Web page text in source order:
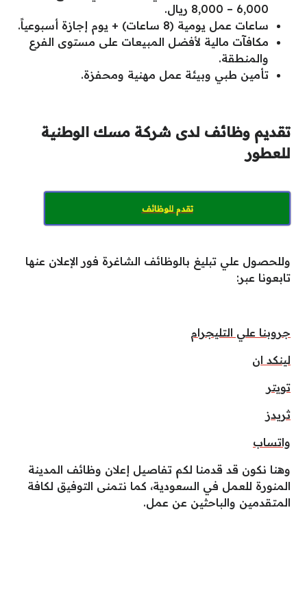
6,000 – 8,000 ريال.
ساعات عمل يومية (8 ساعات) + يوم إجازة أسبوعياً.
مكافآت مالية لأفضل المبيعات على مستوى الفرع
والمنطقة.
تأمين طبي وبيئة عمل مهنية ومحفزة.
تقديم وظائف لدى شركة مسك الوطنية
للعطور
تقدم للوظائف
وللحصول علي تبليغ بالوظائف الشاغرة فور الإعلان عنها
تابعونا عبر:
جروبنا علي التليجرام
لينكد ان
تويتر
ثريدز
واتساب
وهنا نكون قد قدمنا لكم تفاصيل إعلان وظائف المدينة
المنورة للعمل في السعودية، كما نتمنى التوفيق لكافة
المتقدمين والباحثين عن عمل.